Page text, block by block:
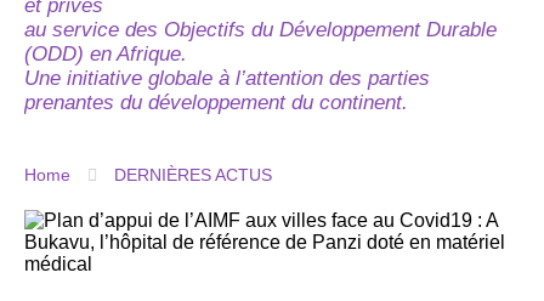
et privés
au service des Objectifs du Développement Durable
(ODD) en Afrique.
Une initiative globale à l’attention des parties
prenantes du développement du continent.
Home DERNIÈRES ACTUS